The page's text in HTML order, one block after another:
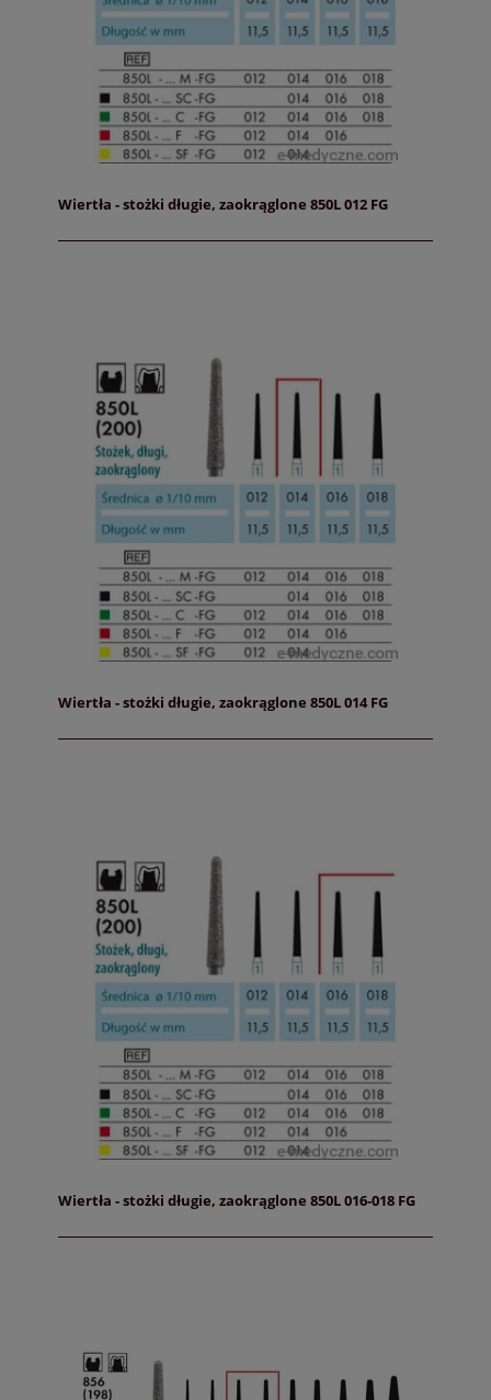
Wiertła - stożki długie, zaokrąglone 850L 012 FG
Wiertła - stożki długie, zaokrąglone 850L 014 FG
Wiertła - stożki długie, zaokrąglone 850L 016-018 FG